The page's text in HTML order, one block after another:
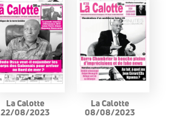
La Calotte
22/08/2023
La Calotte
08/08/2023